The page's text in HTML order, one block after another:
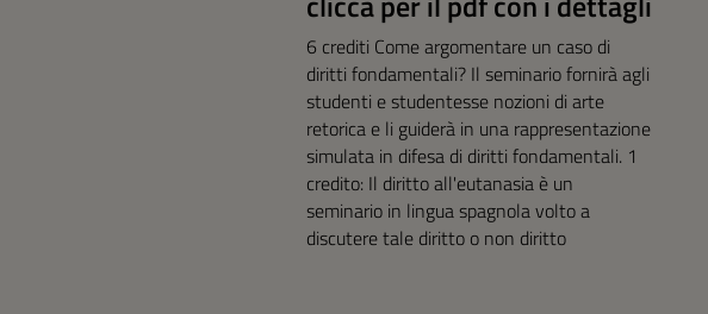
6 crediti Come argomentare un caso di
diritti fondamentali? Il seminario fornirà agli
studenti e studentesse nozioni di arte
retorica e li guiderà in una rappresentazione
simulata in difesa di diritti fondamentali. 1
credito: Il diritto all'eutanasia è un
seminario in lingua spagnola volto a
discutere tale diritto o non diritto